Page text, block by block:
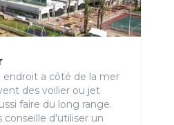
endroit a côté de la mer
des voilier ou jet
faire du long range.
conseille d'utiliser un